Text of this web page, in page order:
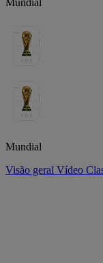
Mundial
Mundial
Visão geral Vídeo